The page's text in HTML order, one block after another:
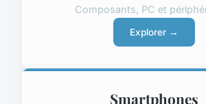
Composants, PC et
Explorer →
Smartphones